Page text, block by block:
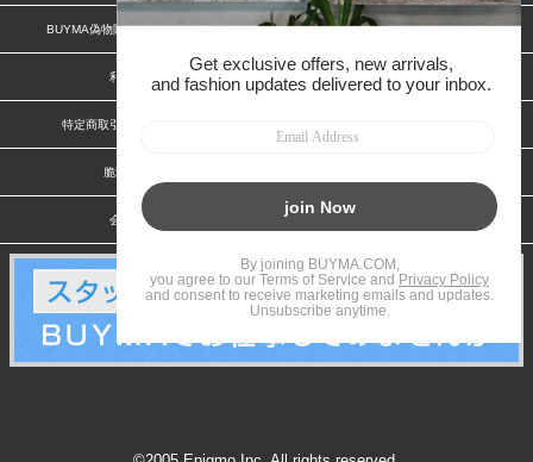
BUYMA偽物販売防止の取り組み BUYMA CARD
利用規約 プライバシー
特定商取引法に関する表記
脆弱性報告
会社案内